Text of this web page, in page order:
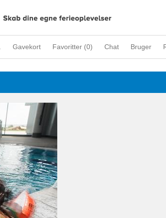
Gavekort Favoritter (0) Chat Bruger